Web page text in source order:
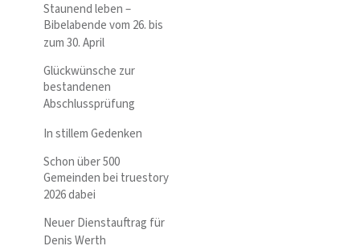
Staunend leben –
Bibelabende vom 26. bis
zum 30. April
Glückwünsche zur
bestandenen
Abschlussprüfung
In stillem Gedenken
Schon über 500
Gemeinden bei truestory
2026 dabei
Neuer Dienstauftrag für
Denis Werth